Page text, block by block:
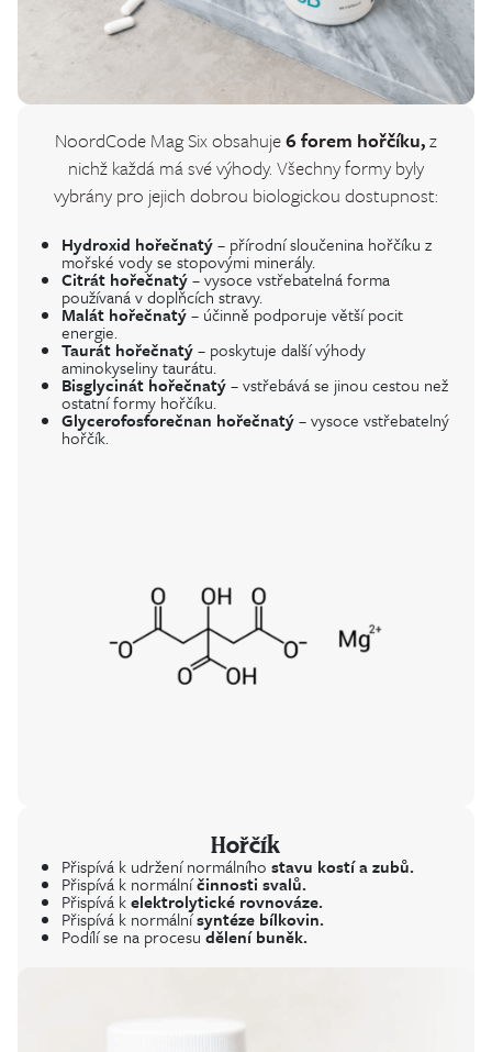
NoordCode Mag Six obsahuje6 forem hořčíku,z
nichž každá má své výhody. Všechny formy byly
vybrány pro jejich dobrou biologickou dostupnost:
Hydroxid hořečnatý– přírodní sloučenina hořčíku z
mořské vody se stopovými minerály.
Citrát hořečnatý– vysoce vstřebatelná forma
používaná v doplňcích stravy.
Malát hořečnatý– účinně podporuje větší pocit
energie.
Taurát hořečnatý– poskytuje další výhody
aminokyseliny taurátu.
Bisglycinát hořečnatý– vstřebává se jinou cestou než
ostatní formy hořčíku.
Glycerofosforečnan hořečnatý– vysoce vstřebatelný
hořčík.
Hořčík
Přispívá k udržení normálního stavu kostí a zubů.
Přispívá k normálníčinnosti svalů.
Přispívá kelektrolytické rovnováze.
Přispívá k normálnísyntéze bílkovin.
Podílí se na procesudělení buněk.